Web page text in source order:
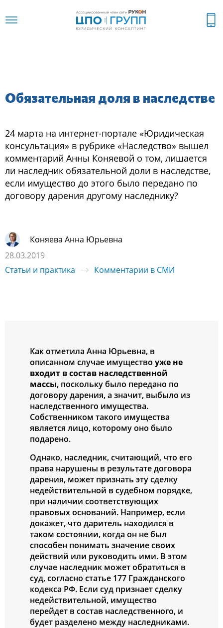
Обязательная доля в наследстве
24 марта на интернет-портале «Юридическая
консультация» в рубрике «Наследство» вышел
комментарий Анны Коняевой о том, лишается
ли наследник обязательной доли в наследстве,
если имущество до этого было передано по
договору дарения другому наследнику?
Коняева Анна Юрьевна
28.03.2019
Статьи и практика
Комментарии в СМИ
Как отметила Анна Юрьевна, в
описанном случае имущество уже не
входит в состав наследственной
массы, поскольку было передано по
договору дарения, а значит, выбыло из
наследственного имущества.
Собственником такого имущества
является лицо, которому оно было
подарено.
Однако, наследник, считающий, что его
права нарушены в результате договора
дарения, может признать эту сделку
недействительной в судебном порядке,
при наличии соответствующих
правовых оснований. Например, если
докажет, что даритель находился в
таком состоянии, когда он не был
способен понимать значение своих
действий или руководить ими. В этом
случае наследник может обратиться в
суд, согласно статье 177 Гражданского
кодекса РФ. Если суд признает сделку
недействительной, имущество
перейдет в состав наследственного, и
будет разделено между наследниками.